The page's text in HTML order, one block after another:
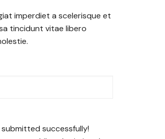
imperdiet a scelerisque et
tincidunt vitae libero
successfully!